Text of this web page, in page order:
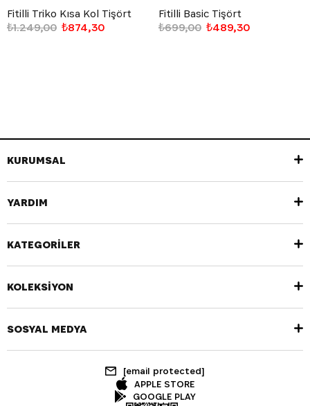
Fitilli Triko Kısa Kol Tişört
₺874,30
₺1.249,00
Fitilli Basic Tişört
₺489,30
₺699,00
KURUMSAL
YARDIM
KATEGORİLER
KOLEKSİYON
SOSYAL MEDYA
[email protected]
APPLE STORE
GOOGLE PLAY